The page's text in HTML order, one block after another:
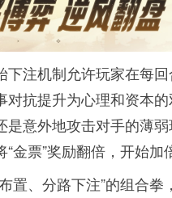
下注机制允许玩家在每
对抗提升为心理和资本
意外地攻击对手的薄
金票”奖励翻倍，开始
置、分路下注”的组合